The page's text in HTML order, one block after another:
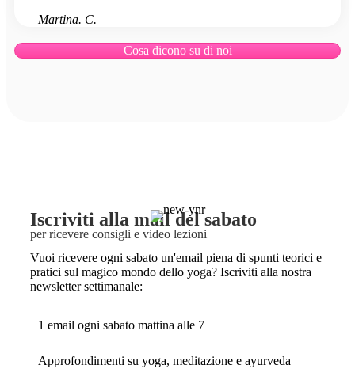
Martina. C.
Cosa dicono su di noi
Iscriviti alla mail del sabato
per ricevere consigli e video lezioni
Vuoi ricevere ogni sabato un'email piena di spunti teorici e
pratici sul magico mondo dello yoga? Iscriviti alla nostra
newsletter settimanale:
1 email ogni sabato mattina alle 7
Approfondimenti su yoga, meditazione e ayurveda